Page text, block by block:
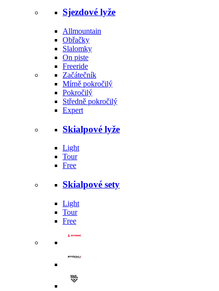
Sjezdové lyže
Allmountain
Obřačky
Slalomky
On piste
Freeride
Začátečník
Mírně pokročilý
Pokročilý
Středně pokročilý
Expert
Skialpové lyže
Light
Tour
Free
Skialpové sety
Light
Tour
Free